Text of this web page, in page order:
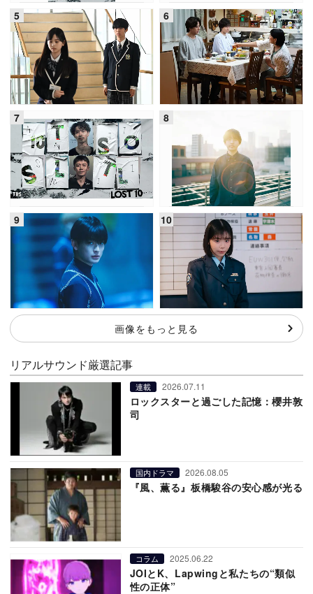
画像をもっと見る
リアルサウンド厳選記事
連載 2026.07.11
ロックスターと過ごした記憶：櫻井敦
司
国内ドラマ 2026.08.05
『風、薫る』板橋駿谷の安心感が光る
コラム 2025.06.22
JOIとK、Lapwingと私たちの“類似
性の正体”